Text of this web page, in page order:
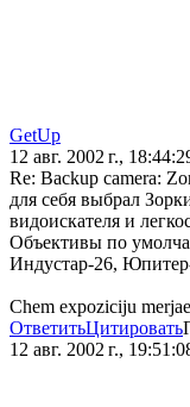
GetUp
12 авг. 2002 г.,
Re: Backup camera:
для себя выбрал
видоискателя и
Объективы по
Индустар-26,
Chem expoziciju
ОтветитьЦитировать
12 авг. 2002 г.,